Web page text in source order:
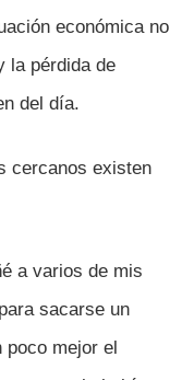
económica no
la pérdida de
del día.
cercanos existen
a varios de mis
sacarse un
mejor el